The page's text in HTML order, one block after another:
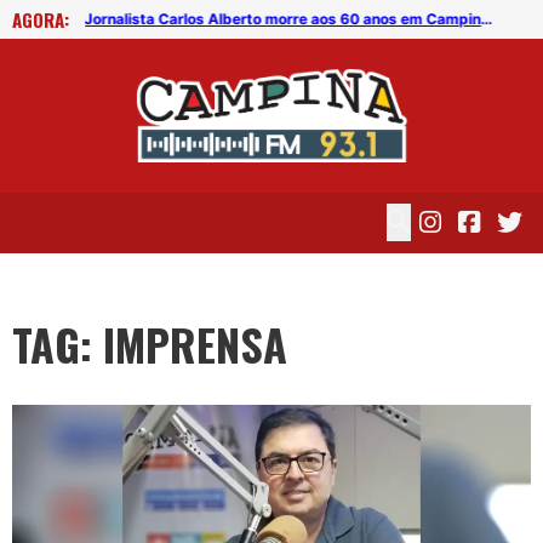
AGORA:
Durante sessão na CMCG, Ivone Ludgério critíca imprensa e próprios colegas Jornalista Carlos Alberto morre aos 60 anos em Campina Grande
TAG: IMPRENSA